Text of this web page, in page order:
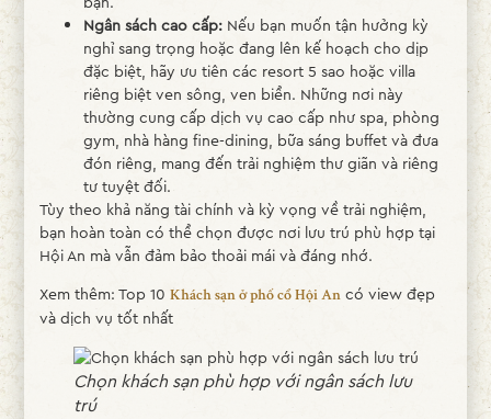
Ngân sách cao cấp:Nếu bạn muốn tận hưởng kỳ
nghỉ sang trọng hoặc đang lên kế hoạch cho dịp
đặc biệt, hãy ưu tiên các resort 5 sao hoặc villa
riêng biệt ven sông, ven biển. Những nơi này
thường cung cấp dịch vụ cao cấp như spa, phòng
gym, nhà hàng fine-dining, bữa sáng buffet và đưa
đón riêng, mang đến trải nghiệm thư giãn và riêng
tư tuyệt đối.
Tùy theo khả năng tài chính và kỳ vọng về trải nghiệm,
bạn hoàn toàn có thể chọn được nơi lưu trú phù hợp tại
Hội An mà vẫn đảm bảo thoải mái và đáng nhớ.
Xem thêm: Top 10 Khách sạn ở phố cổ Hội Ancó view đẹp
và dịch vụ tốt nhất
Chọn khách sạn phù hợp với ngân sách lưu
trú